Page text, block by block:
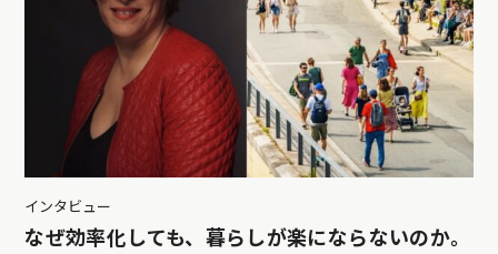
インタビュー
なぜ効率化しても、暮らしが楽にならないのか。